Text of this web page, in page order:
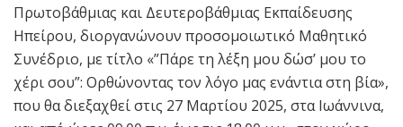
Πρωτοβάθμιας και Δευτεροβάθμιας Εκπαίδευσης
Ηπείρου, διοργανώνουν προσομοιωτικό Μαθητικό
Συνέδριο, με τίτλο «”Πάρε τη λέξη μου δώσ’ μου το
χέρι σου”: Ορθώνοντας τον λόγο μας ενάντια στη βία»,
που θα διεξαχθεί στις 27 Μαρτίου 2025, στα Ιωάννινα,